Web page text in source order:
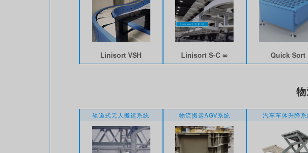
Linisort VSH Linisort S-C ∞ Quick Sort
轨道式无人搬运系统 物流搬运AGV系统 汽车车体升降系